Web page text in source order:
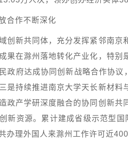
合作不断深化
创新共同体，充分发挥紧邻南
果在滁州落地转化产业化，特
政府达成协同创新战略合作协
是持续推进南京大学天长新材
政产学研深度融合的协同创新
新资源。累计建成省级示范型
办理外国人来滁州工作许可近